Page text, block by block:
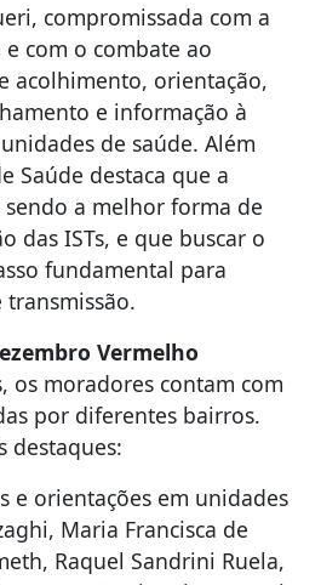
compromissada com a
com o combate ao
acolhimento, orientação,
e informação à
de saúde. Além
Saúde destaca que a
a melhor forma de
das ISTs, e que buscar o
fundamental para
Vermelho
os moradores contam com
por diferentes bairros.
destaques:
e orientações em unidades
Maria Francisca de
Raquel Sandrini Ruela,